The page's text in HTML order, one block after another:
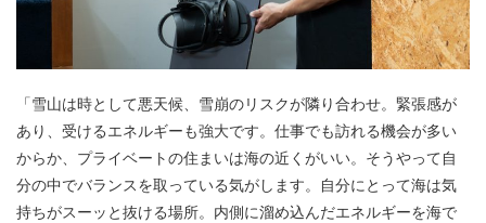
「雪山は時として悪天候、雪崩のリスクが隣り合わせ。緊張感が
あり、受けるエネルギーも強大です。仕事でも訪れる機会が多い
からか、プライベートの住まいは海の近くがいい。そうやって自
分の中でバランスを取っている気がします。自分にとって海は気
持ちがスーッと抜ける場所。内側に溜め込んだエネルギーを海で